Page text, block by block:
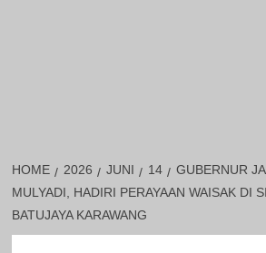
HOME 2026 JUNI 14
GUBERNUR
MULYADI, HADIRI PERAYAAN WAISAK DI
BATUJAYA KARAWANG